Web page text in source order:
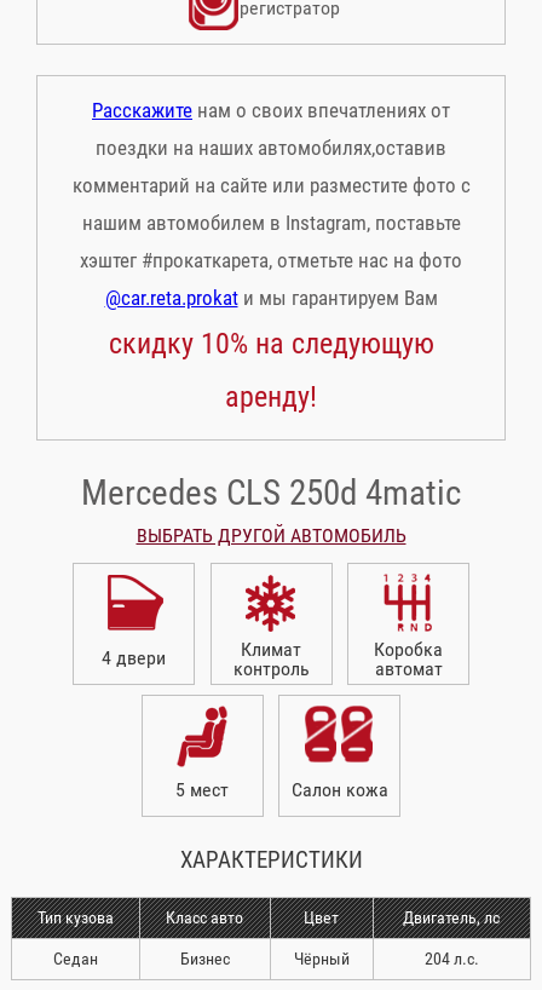
регистратор
Расскажите нам о своих впечатлениях от
поездки на наших автомобилях,оставив
комментарий на сайте или разместите фото с
нашим автомобилем в Instagram, поставьте
хэштег #прокаткарета, отметьте нас на фото
@car.reta.prokatи мы гарантируем Вам
скидку 10% на следующую
аренду!
Mercedes CLS 250d 4matic
ВЫБРАТЬ ДРУГОЙ АВТОМОБИЛЬ
4 двери
Климат
контроль
Коробка
автомат
5 мест Салон кожа
ХАРАКТЕРИСТИКИ
Тип кузова Класс авто Цвет
Двигатель, лс
Седан
Бизнес Чёрный 204 л.с.